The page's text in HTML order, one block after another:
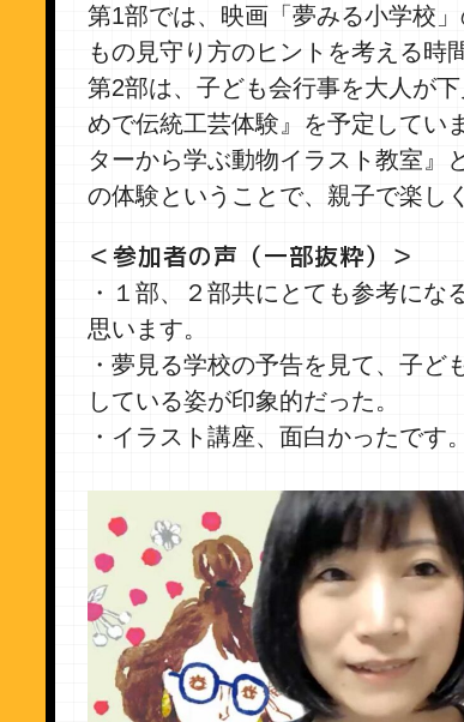
第1部では、映画「夢みる小学校
もの見守り方のヒントを考える時
第2部は、子ども会行事を大人が
めで伝統工芸体験』を予定してい
ターから学ぶ動物イラスト教室』
の体験ということで、親子で楽し
＜参加者の声（一部抜粋）＞
・１部、２部共にとても参考に
思います。
・夢見る学校の予告を見て、子
している姿が印象的だった。
・イラスト講座、面白かったです